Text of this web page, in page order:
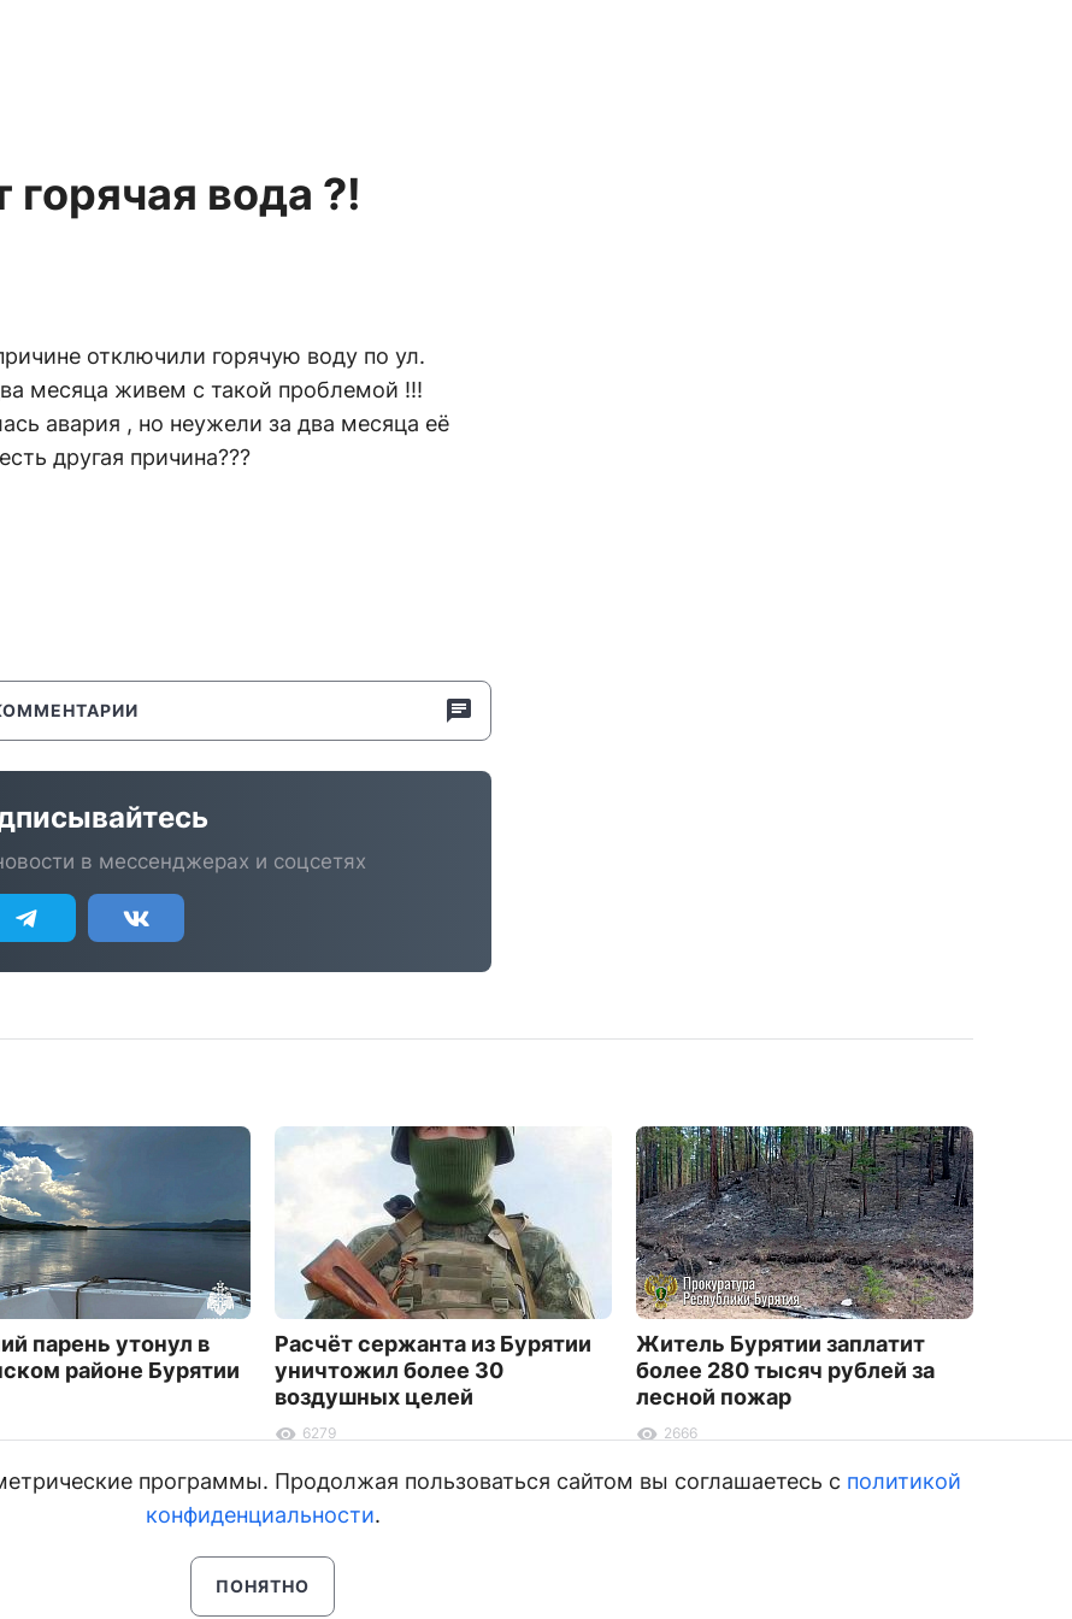
вода ?!
отключили горячую воду по ул.
месяца живем с такой проблемой !!!
авария , но неужели за два месяца её
другая причина???
в мессенджерах и соцсетях
парень утонул в
районе Бурятии
Расчёт сержанта из Бурятии
уничтожил более 30
воздушных целей
6279
Житель Бурятии заплатит
более 280 тысяч рублей за
лесной пожар
2666
программы. Продолжая пользоваться сайтом вы соглашаетесь с политикой
конфиденциальности.
ПОНЯТНО